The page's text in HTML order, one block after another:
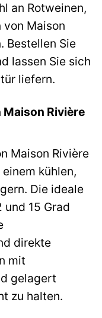
an Rotweinen,
von Maison
Bestellen Sie
lassen Sie sich
liefern.
Maison Rivière
Maison Rivière
kühlen,
Die ideale
15 Grad
direkte
mit
gelagert
zu halten.